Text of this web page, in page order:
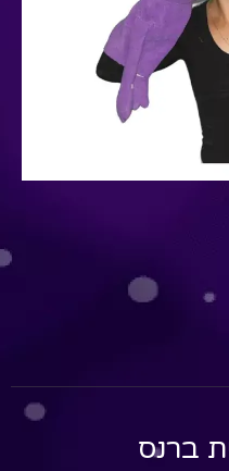
ברנס